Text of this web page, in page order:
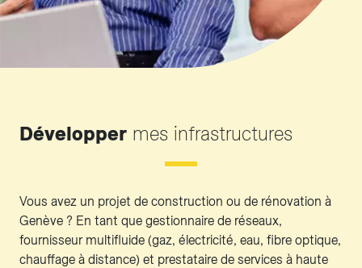
Développer mes infrastructures
Vous avez un projet de construction ou de rénovation à
Genève ? En tant que gestionnaire de réseaux,
fournisseur multifluide (gaz, électricité, eau, fibre optique,
chauffage à distance) et prestataire de services à haute